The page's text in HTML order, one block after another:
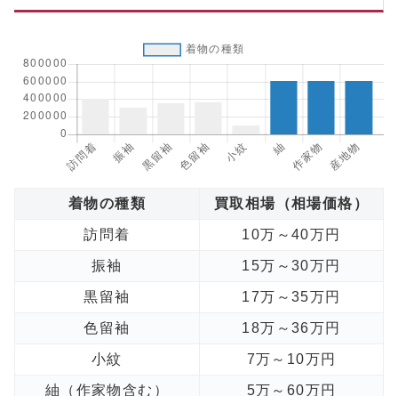
着物の種類 買取相場（相場価格）
訪問着 10万～40万円
振袖 15万～30万円
黒留袖 17万～35万円
色留袖 18万～36万円
小紋 7万～10万円
紬（作家物含む） 5万～60万円